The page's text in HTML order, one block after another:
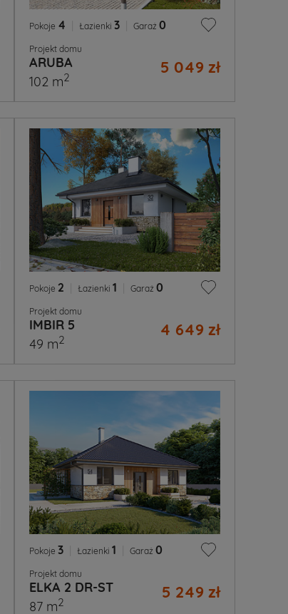
Pokoje 4 Łazienki 3 Garaż 0
Projekt domu
ARUBA 5 049 zł
102 m2
Pokoje 2 Łazienki 1 Garaż 0
Projekt domu
IMBIR 5 4 649 zł
49 m2
Pokoje 3 Łazienki 1 Garaż 0
Projekt domu
ELKA 2 DR-ST 5 249 zł
87 m2